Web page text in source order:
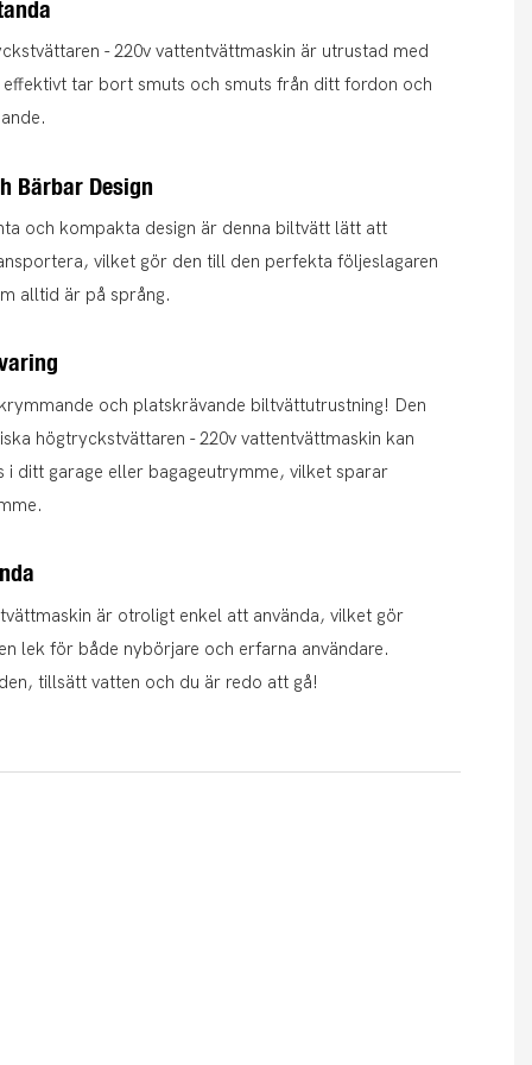
- 220v vattentvättmaskin är utrustad med
tar bort smuts och smuts från ditt fordon och
Bärbar Design
och kompakta design är denna biltvätt lätt att
vilket gör den till den perfekta följeslagaren
alltid är på språng.
och platskrävande biltvättutrustning! Den
högtryckstvättaren - 220v vattentvättmaskin kan
i ditt garage eller bagageutrymme, vilket sparar
är otroligt enkel att använda, vilket gör
lek för både nybörjare och erfarna användare.
tillsätt vatten och du är redo att gå!